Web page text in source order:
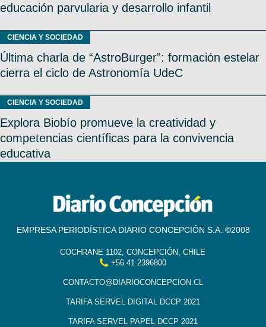
educación parvularia y desarrollo infantil
CIENCIA Y SOCIEDAD
Última charla de “AstroBurger”: formación estelar
cierra el ciclo de Astronomía UdeC
CIENCIA Y SOCIEDAD
Explora Biobío promueve la creatividad y
competencias científicas para la convivencia
educativa
EMPRESA PERIODÍSTICA DIARIO CONCEPCIÓN S.A. ©2008
COCHRANE 1102, CONCEPCIÓN, CHILE
+56 41 2396800
CONTACTO@DIARIOCONCEPCION.CL
TARIFA SERVEL DIGITAL DCCP 2021
TARIFA SERVEL PAPEL DCCP 2021